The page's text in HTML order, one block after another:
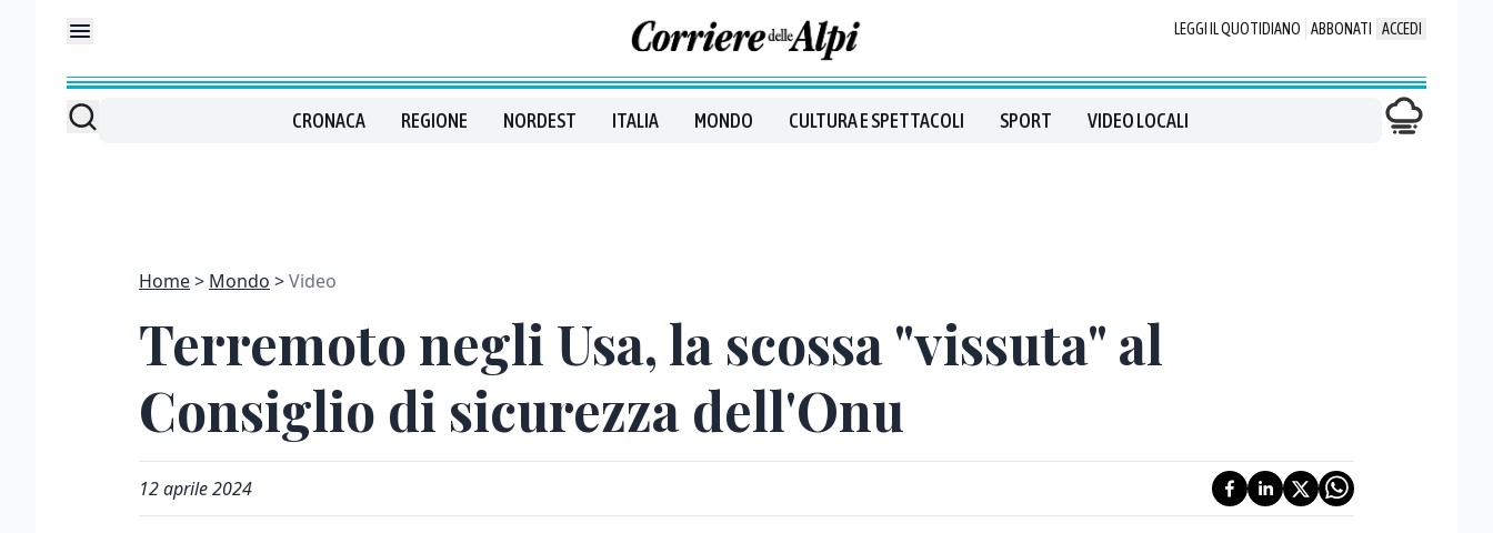
LEGGI IL QUOTIDIANO ABBONATI ACCEDI
CRONACA REGIONE NORDEST ITALIA MONDO CULTURA E SPETTACOLI SPORT VIDEO LOCALI
Home Mondo Video
Terremoto negli Usa, la scossa "vissuta" al
Consiglio di sicurezza dell'Onu
12 aprile 2024